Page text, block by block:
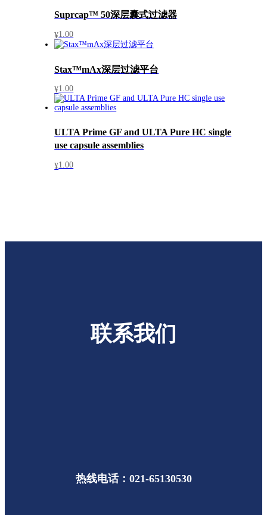
Suprcap™ 50深层囊式过滤器
¥1.00
Stax™mAx深层过滤平台
¥1.00
ULTA Prime GF and ULTA Pure HC single
use capsule assemblies
¥1.00
联系我们
热线电话：021-65130530